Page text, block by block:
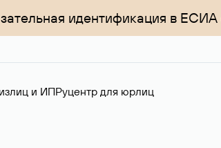
идентификация в ЕСИА
и ИПРуцентр для юрлиц